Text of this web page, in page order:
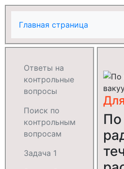
Главная страница
По
Ответы на
контрольные
вопросы
Поиск по
контрольным
вопросам
Задача 1